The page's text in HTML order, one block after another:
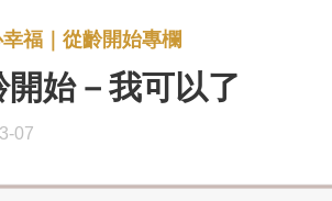
福 從齡開始專欄
開始－我可以了
07